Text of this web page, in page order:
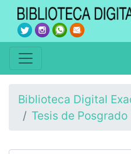
Biblioteca Digital
Tesis de Posgrado